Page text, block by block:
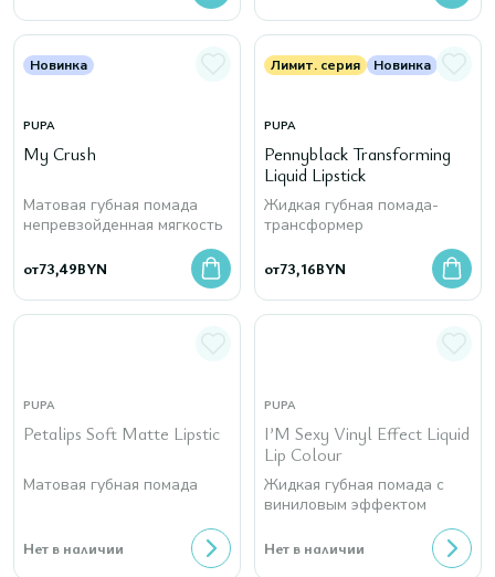
Новинка
PUPA
My Crush
Матовая губная помада
непревзойденная мягкость
от73,49BYN
Лимит. серия Новинка
PUPA
Pennyblack Transforming
Liquid Lipstick
Жидкая губная помада-
трансформер
от73,16BYN
PUPA
Petalips Soft Matte Lipstic
Матовая губная помада
Нет в наличии
PUPA
I’M Sexy Vinyl Effect Liquid
Lip Colour
Жидкая губная помада с
виниловым эффектом
Нет в наличии